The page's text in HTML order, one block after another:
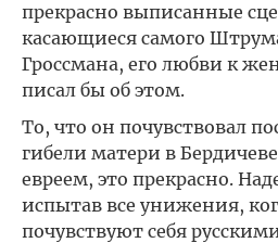
прекрасно выписанные
касающиеся самого
Гроссмана, его любви к
писал бы об этом.
То, что он почувствовал
гибели матери в
евреем, это прекрасно.
испытав все унижения,
почувствуют себя